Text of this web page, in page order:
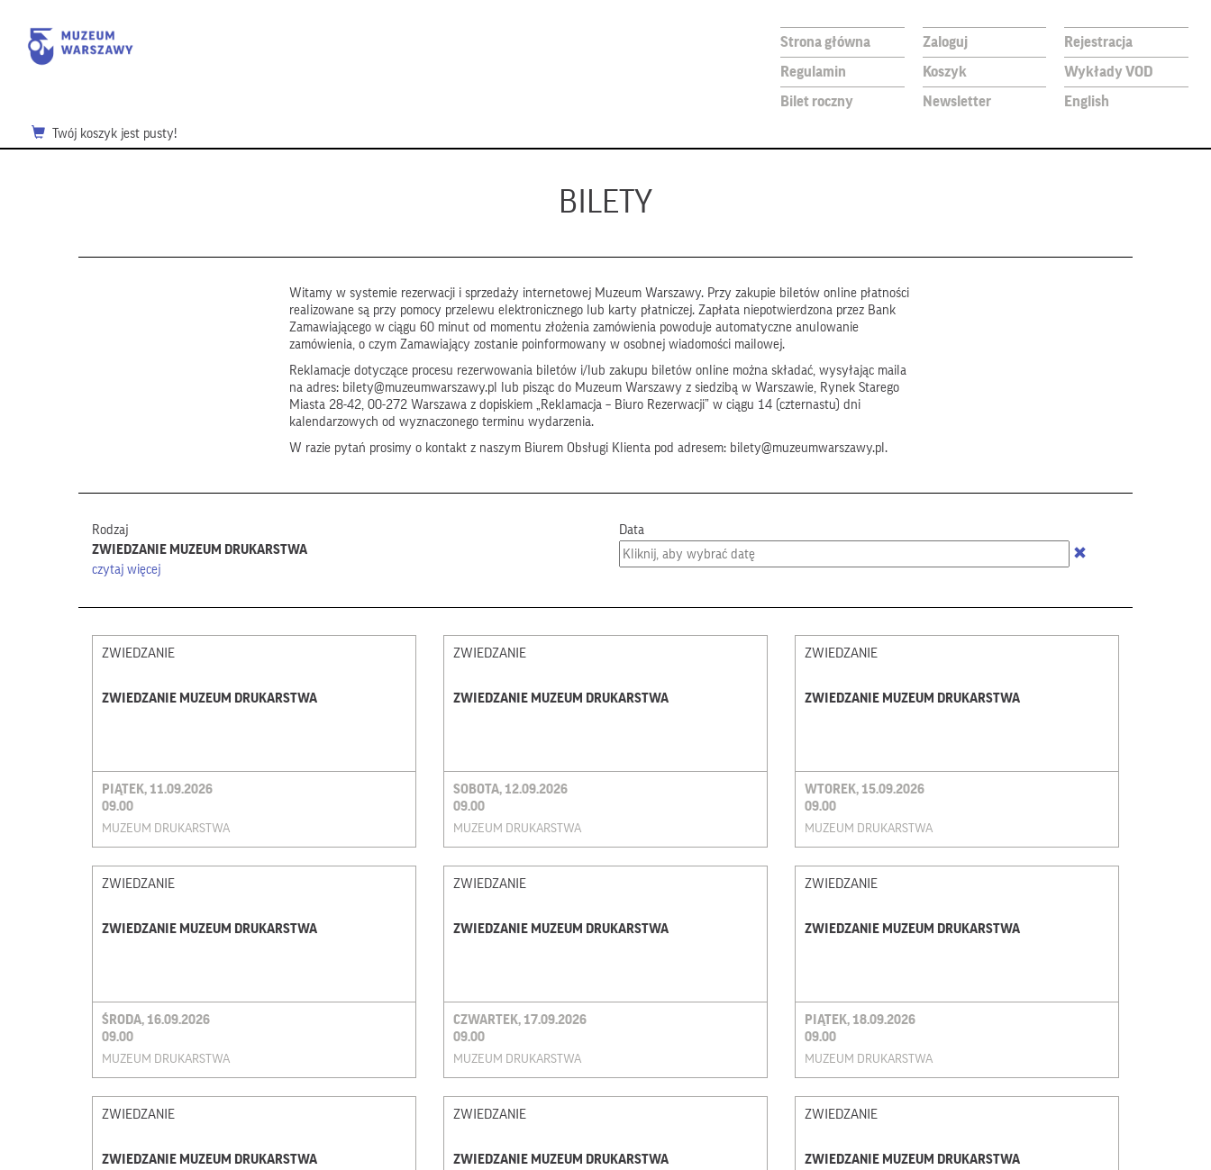
Strona główna Zaloguj
Rejestracja
Regulamin
Koszyk
Wykłady VOD
Bilet roczny
Newsletter English
Twój koszyk jest pusty!
BILETY
Witamy w systemie rezerwacji i sprzedaży internetowej Muzeum Warszawy. Przy zakupie biletów online płatności
realizowane są przy pomocy przelewu elektronicznego lub karty płatniczej. Zapłata niepotwierdzona przez Bank
Zamawiającego w ciągu 60 minut od momentu złożenia zamówienia powoduje automatyczne anulowanie
zamówienia, o czym Zamawiający zostanie poinformowany w osobnej wiadomości mailowej.
Reklamacje dotyczące procesu rezerwowania biletów i/lub zakupu biletów online można składać, wysyłając maila
na adres: bilety@muzeumwarszawy.pl lub pisząc do Muzeum Warszawy z siedzibą w Warszawie, Rynek Starego
Miasta 28-42, 00-272 Warszawa z dopiskiem „Reklamacja – Biuro Rezerwacji” w ciągu 14 (czternastu) dni
kalendarzowych od wyznaczonego terminu wydarzenia.
W razie pytań prosimy o kontakt z naszym Biurem Obsługi Klienta pod adresem: bilety@muzeumwarszawy.pl.
Rodzaj
ZWIEDZANIE MUZEUM DRUKARSTWA
czytaj więcej
Data
ZWIEDZANIE
ZWIEDZANIE MUZEUM DRUKARSTWA
PIĄTEK, 11.09.2026
09.00
MUZEUM DRUKARSTWA
ZWIEDZANIE
ZWIEDZANIE MUZEUM DRUKARSTWA
SOBOTA, 12.09.2026
09.00
MUZEUM DRUKARSTWA
ZWIEDZANIE
ZWIEDZANIE MUZEUM DRUKARSTWA
WTOREK, 15.09.2026
09.00
MUZEUM DRUKARSTWA
ZWIEDZANIE
ZWIEDZANIE MUZEUM DRUKARSTWA
ŚRODA, 16.09.2026
09.00
MUZEUM DRUKARSTWA
ZWIEDZANIE
ZWIEDZANIE MUZEUM DRUKARSTWA
CZWARTEK, 17.09.2026
09.00
MUZEUM DRUKARSTWA
ZWIEDZANIE
ZWIEDZANIE MUZEUM DRUKARSTWA
PIĄTEK, 18.09.2026
09.00
MUZEUM DRUKARSTWA
ZWIEDZANIE
ZWIEDZANIE MUZEUM DRUKARSTWA
ZWIEDZANIE
ZWIEDZANIE MUZEUM DRUKARSTWA
ZWIEDZANIE
ZWIEDZANIE MUZEUM DRUKARSTWA